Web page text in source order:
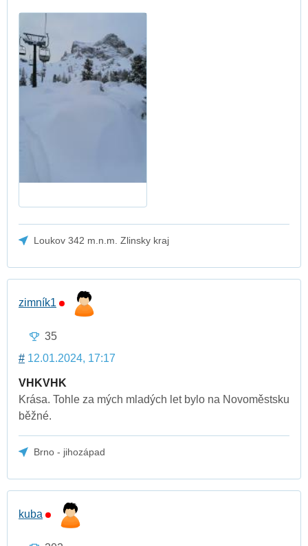
Loukov 342 m.n.m. Zlinsky kraj
zimník1
35
# 12.01.2024, 17:17
VHKVHK
Krása. Tohle za mých mladých let bylo na Novoměstsku
běžné.
Brno - jihozápad
kuba